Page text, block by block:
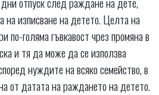
на изписване на детето. Целта на
по-голяма гъвкавост чрез промяна в
и тя да може да се използва
нуждите на всяко семейство, в
от датата на раждането на детето.